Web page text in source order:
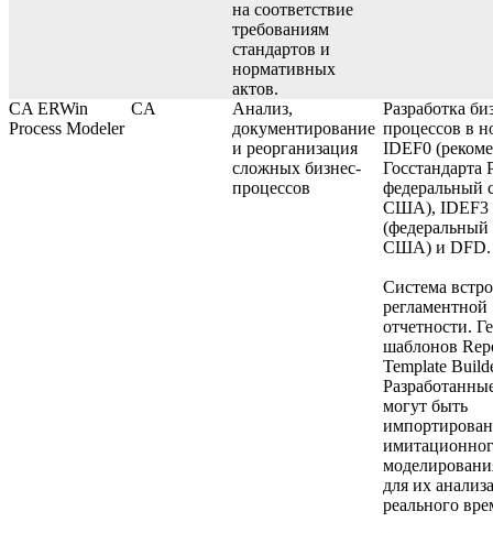
на соответствие
требованиям
стандартов и
нормативных
актов.
CA ERWin
Process Modeler
CA
Анализ,
документирование
и реорганизация
сложных бизнес-
процессов
Разработка
процессов в
IDEF0
Госстандарта
федеральный
США), IDEF3
(федеральный
США) и DFD.
Система
регламентной
отчетности.
шаблонов
Template
могут быть
для их
реального